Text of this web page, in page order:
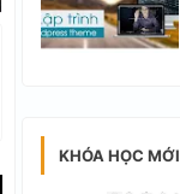
KHÓA HỌC MỚI